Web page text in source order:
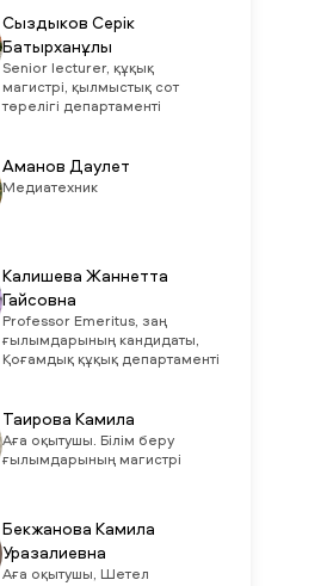
Сыздыков Серік
Батырханұлы
Senior lecturer, құқық
магистрі, қылмыстық сот
төрелігі департаменті
Аманов Даулет
Медиатехник
Калишева Жаннетта
Гайсовна
Professor Emeritus, заң
ғылымдарының кандидаты,
Қоғамдық құқық департаменті
Таирова Камила
Аға оқытушы. Білім беру
ғылымдарының магистрі
Бекжанова Камила
Уразалиевна
Аға оқытушы, Шетел